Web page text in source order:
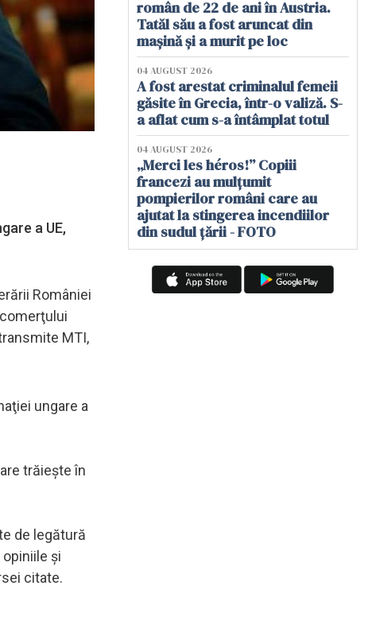
a UE,
României
MTI,
ungare a
trăieşte în
de legătură
şi
citate.
român de 22 de ani în Austria.
Tatăl său a fost aruncat din
mașină și a murit pe loc
04 AUGUST 2026
A fost arestat criminalul femeii
găsite în Grecia, într-o valiză. S-
a aflat cum s-a întâmplat totul
04 AUGUST 2026
„Merci les héros!” Copiii
francezi au mulțumit
pompierilor români care au
ajutat la stingerea incendiilor
din sudul țării - FOTO